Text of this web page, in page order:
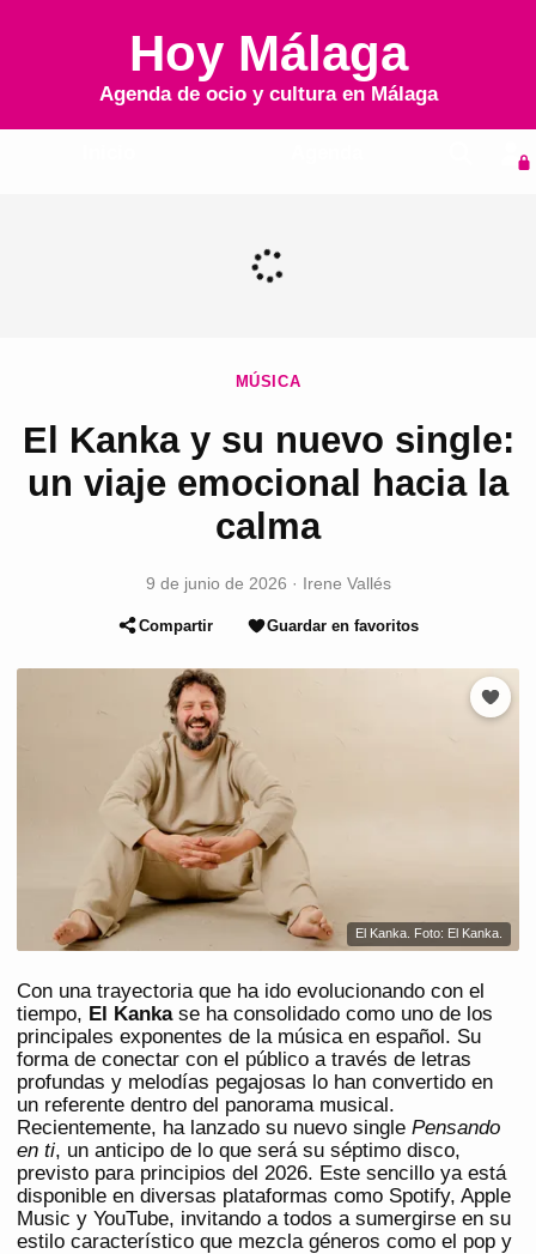
Hoy Málaga
Agenda de ocio y cultura en Málaga
MÚSICA
El Kanka y su nuevo single:
un viaje emocional hacia la
calma
9 de junio de 2026 · Irene Vallés
Compartir Guardar en favoritos
El Kanka. Foto: El Kanka.
Con una trayectoria que ha ido evolucionando con el
tiempo, El Kankase ha consolidado como uno de los
principales exponentes de la música en español. Su
forma de conectar con el público a través de letras
profundas y melodías pegajosas lo han convertido en
un referente dentro del panorama musical.
Recientemente, ha lanzado su nuevo single Pensando
en ti, un anticipo de lo que será su séptimo disco,
previsto para principios del 2026. Este sencillo ya está
disponible en diversas plataformas como Spotify, Apple
Music y YouTube, invitando a todos a sumergirse en su
estilo característico que mezcla géneros como el pop y